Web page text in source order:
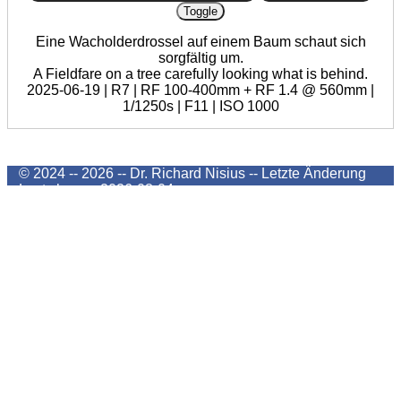
Toggle
Eine Wacholderdrossel auf einem Baum schaut sich
sorgfältig um.
A Fieldfare on a tree carefully looking what is behind.
2025-06-19 | R7 | RF 100-400mm + RF 1.4 @ 560mm |
1/1250s | F11 | ISO 1000
© 2024 -- 2026 -- Dr. Richard Nisius -- Letzte Änderung
Last change2026-08-04